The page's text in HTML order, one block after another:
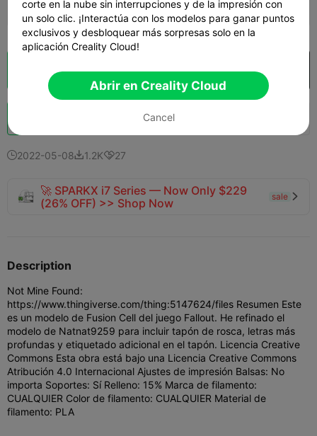
 02h 32m  1 plates  66.61g
Laminador en la nube Abrir en Creality Cloud
631
2022-05-081.2K27
🚀 SPARKX i7 Series — Now Only $229
(26% OFF) >> Shop Now
sale 
Description
Not Mine Found:
https://www.thingiverse.com/thing:5147624/files Resumen Este
es un modelo de Fusion Cell del juego Fallout. He refinado el
modelo de Natnat9259 para incluir tapón de rosca, letras más
profundas y etiquetado adicional en el tapón. Licencia Creative
Commons Esta obra está bajo una Licencia Creative Commons
Atribución 4.0 Internacional Ajustes de impresión Balsas: No
importa Soportes: Sí Relleno: 15% Marca de filamento:
CUALQUIER Color de filamento: CUALQUIER Material de
filamento: PLA
corte en la nube sin interrupciones y de la impresión con
un solo clic. ¡Interactúa con los modelos para ganar puntos
exclusivos y desbloquear más sorpresas solo en la
aplicación Creality Cloud!
Abrir en Creality Cloud
Cancel